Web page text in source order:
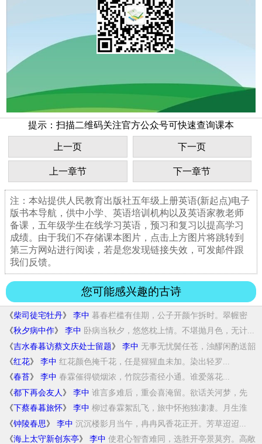
提示：扫描二维码关注官方公众号可快速查询课本
上一页 下一页
上一章节 下一章节
注：本站提供人民教育出版社五年级上册英语(新起点)电子
版书本导航，供中小学、英语培训机构以及英语家教老师
备课，五年级学生在线学习英语，预习和复习以提高学习
成绩。由于我们不存储课本图片，点击上方图片将跳转到
第三方网站进行阅读，若是您发现链接失效，可发邮件跟
我们反馈。
您可能感兴趣的古诗
《柴司徒宅牡丹》 李中 暮春栏槛有佳期，公子开颜乍拆时。翠幄密
笼...
《秋夕病中作》 李中 卧病当秋夕，悠悠枕上情。不堪抛月色，无计...
《吉水春暮访蔡文庆处士留题》 李中 无事无忧鬓任苍，浊醪闲酌送韶
光。溟濛雨过...
《红花》 李中 红花颜色掩千花，任是猩猩血未加。染出轻罗...
《春苔》 李中 春霖催得锁烟浓，竹院莎斋径小通。谁爱落花...
《都下再会友人 》 李中 谁言多难后，重会喜淹留。欲话关河梦，先
惊...
《下蔡春暮旅怀》 李中 柳过春霖絮乱飞，旅中怀抱独凄凄。月生淮
上...
《钟陵春思》 李中 沉沉楼影月当午，冉冉风香花正开。芳草迢迢...
《海上太守新创东亭》 李中 使君心智杳难同，选胜开亭景莫穷。高敞